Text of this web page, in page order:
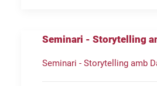
Seminari - Storytelling
Seminari - Storytelling amb